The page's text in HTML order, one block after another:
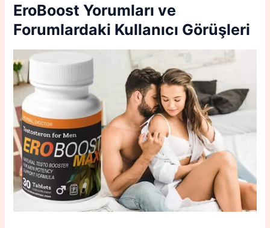
EroBoost Yorumlarıve
Forumlardaki Kullanıcı Görüşleri